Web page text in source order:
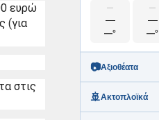
ευρώ
(για
στις
—
—
—°
—
—
—°
📷Αξιοθέατα
🚢Ακτοπλοϊκά